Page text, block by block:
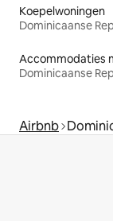
Koepelwoningen
Dominicaanse
Accommodaties
Dominicaanse
Airbnb